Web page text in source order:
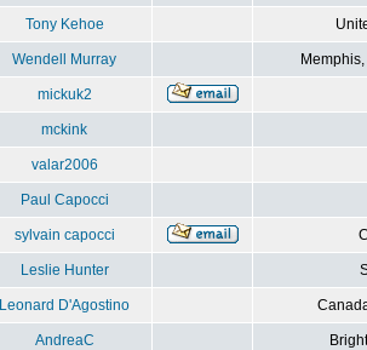
Tony Kehoe
Wendell Murray
mickuk2
mckink
valar2006
Paul Capocci
sylvain capocci
Leslie Hunter
Leonard D'Agostino
AndreaC